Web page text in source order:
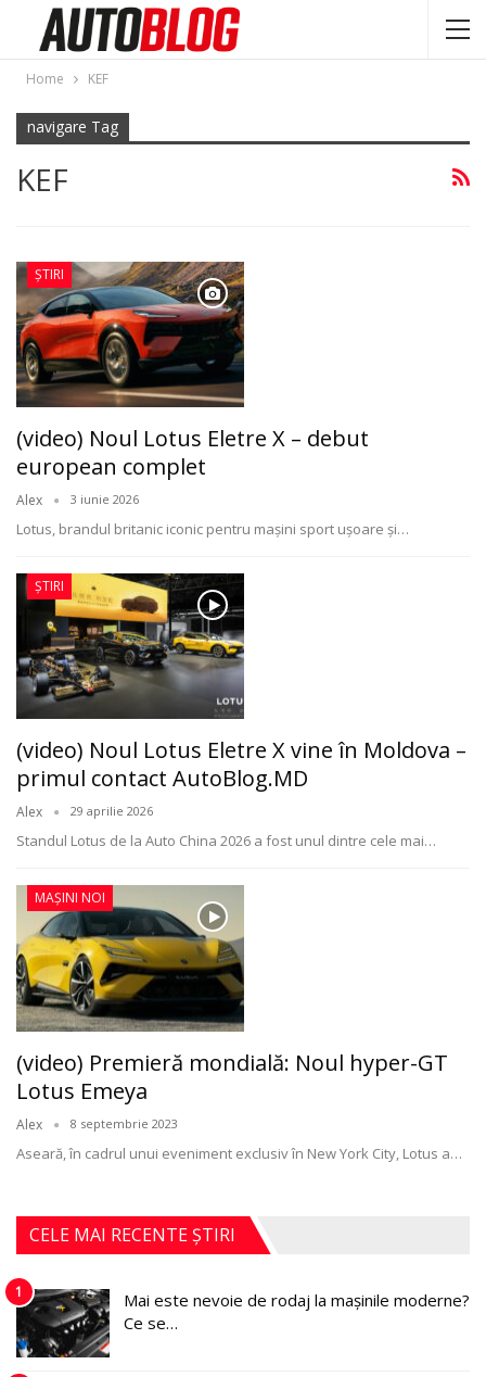
Home KEF
navigare Tag
KEF
ȘTIRI
(video) Noul Lotus Eletre X – debut
european complet
Alex 3 iunie 2026
Lotus, brandul britanic iconic pentru mașini sport ușoare și…
ȘTIRI
(video) Noul Lotus Eletre X vine în Moldova –
primul contact AutoBlog.MD
Alex 29 aprilie 2026
Standul Lotus de la Auto China 2026 a fost unul dintre cele mai…
MAȘINI NOI
(video) Premieră mondială: Noul hyper-GT
Lotus Emeya
Alex 8 septembrie 2023
Aseară, în cadrul unui eveniment exclusiv în New York City, Lotus a…
CELE MAI RECENTE ȘTIRI
1
Mai este nevoie de rodaj la mașinile moderne?
Ce se…